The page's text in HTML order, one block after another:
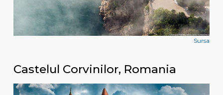
Sursa
Castelul Corvinilor, Romania